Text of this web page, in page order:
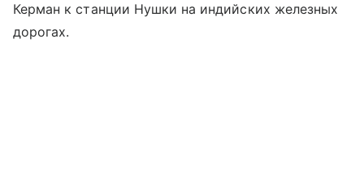
Керман к станции Нушки на индийских железных
дорогах.